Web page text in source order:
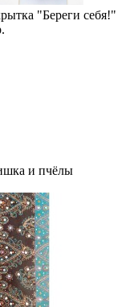
"Береги себя!"
и пчёлы